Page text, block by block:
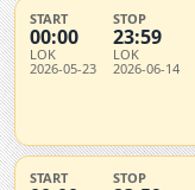
START
00:00
LOK
2026-05-23
STOP
23:59
LOK
2026-06-14
START STOP